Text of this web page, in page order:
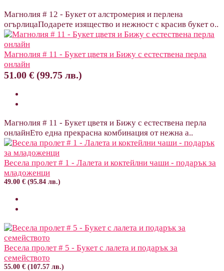
Магнолия # 12 - Букет от алстромерия и перлена
огърлицаПодарете изящество и нежност с красив букет о..
Магнолия # 11 - Букет цветя и Бижу с естествена перла
онлайн
51.00 € (99.75 лв.)
Магнолия # 11 - Букет цветя и Бижу с естествена перла
онлайнЕто една прекрасна комбинация от нежна а..
Весела пролет # 1 - Лалета и коктейлни чаши - подарък за
младоженци
49.00 € (95.84 лв.)
Весела пролет # 5 - Букет с лалета и подарък за
семейството
55.00 € (107.57 лв.)